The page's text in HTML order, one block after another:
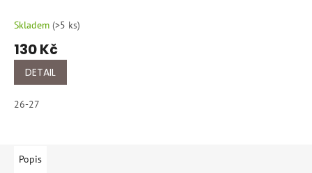
Skladem (>5 ks)
130 Kč
DETAIL
26-27
Popis